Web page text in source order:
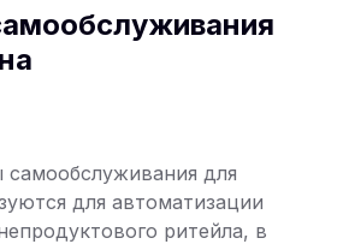
для
для автоматизации
ритейла, в